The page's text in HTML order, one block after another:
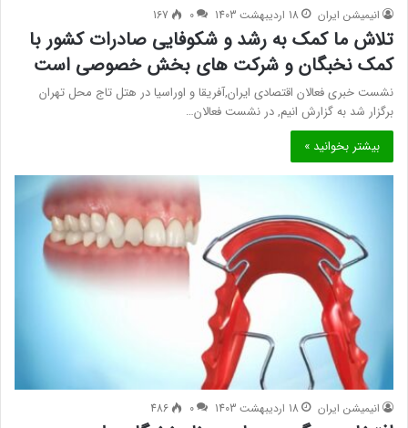
انیمیشن ایران 18 اردیبهشت 1403 0
167
تلاش ما کمک به رشد و شکوفایی صادرات کشور با
کمک نخبگان و شرکت های بخش خصوصی است
نشست خبری فعالان اقتصادی ایران,آفریقا و اوراسیا در هتل تاج محل تهران
برگزار شد به گزارش انیم, در نشست فعالان…
بیشتر بخوانید »
انیمیشن ایران 18 اردیبهشت 1403 0
486